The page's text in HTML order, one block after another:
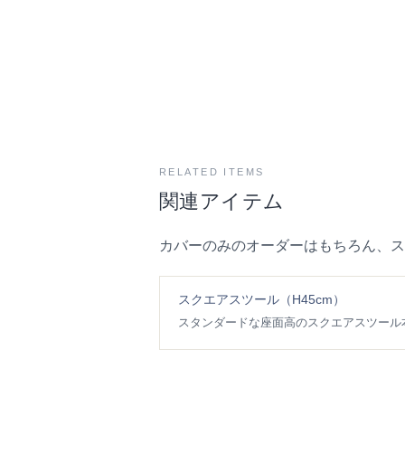
RELATED ITEMS
関連アイテム
カバーのみのオーダーはもちろん、
スクエアスツール（H45cm）
スタンダードな座面高のスクエアスツール